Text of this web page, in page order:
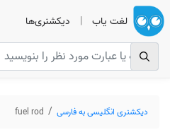
لغت یاب | دیکشنری‌ها
دیکشنری انگلیسی به فارسی fuel rod